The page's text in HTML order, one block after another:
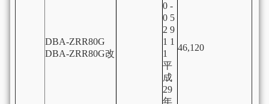
DBA-ZRR80G
DBA-ZRR80G改
0 -
0 5
2 9
1 1
1
平
成
29
年
46,120